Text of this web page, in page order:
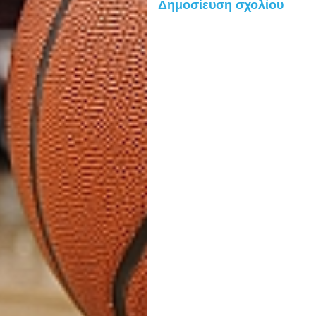
Δημοσίευση σχολίου